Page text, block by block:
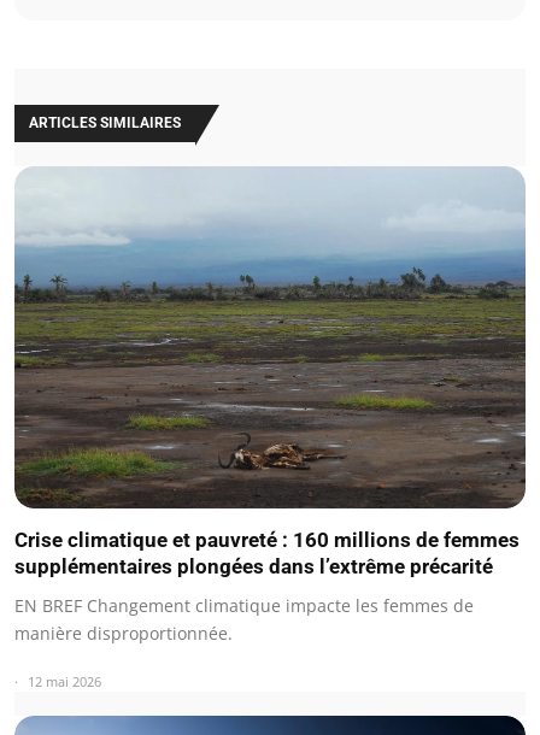
ARTICLES SIMILAIRES
Crise climatique et pauvreté : 160 millions de femmes
supplémentaires plongées dans l’extrême précarité
EN BREF Changement climatique impacte les femmes de
manière disproportionnée.
12 mai 2026